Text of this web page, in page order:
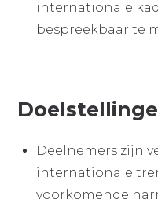
internationale
bespreekbaar te
Deelnemers zijn
internationale
voorkomende